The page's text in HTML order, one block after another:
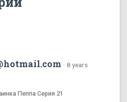
· 8 years
Пеппа Серия 21